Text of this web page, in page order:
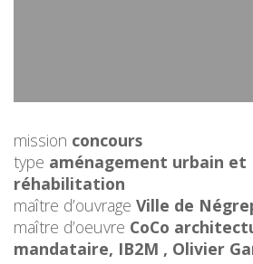
mission concours
type aménagement urbain et
réhabilitation
maître d’ouvrage Ville de
maître d’oeuvre CoCo
mandataire, IB2M , Olivier